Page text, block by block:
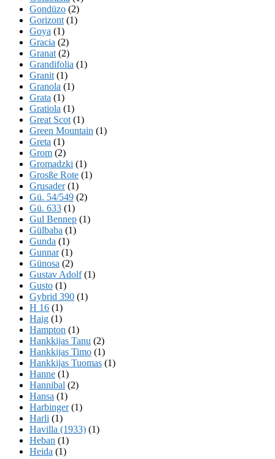
Gondüzo (2)
Gorizont (1)
Goya (1)
Gracia (2)
Granat (2)
Grandifolia (1)
Granit (1)
Granola (1)
Grata (1)
Gratiola (1)
Great Scot (1)
Green Mountain (1)
Greta (1)
Grom (2)
Gromadzki (1)
Grosße Rote (1)
Grusader(1)
Gü. 54/549 (2)
Gü. 633 (1)
Gul Bennep (1)
Gülbaba (1)
Gunda (1)
Gunnar(1)
Günosa (2)
Gustav Adolf(1)
Gusto (1)
Gybrid 390 (1)
H 16 (1)
Haig (1)
Hampton (1)
Hankkijas Tanu (2)
Hankkijas Timo (1)
Hankkijas Tuomas (1)
Hanne (1)
Hannibal (2)
Hansa (1)
Harbinger(1)
Harli (1)
Havilla (1933) (1)
Heban (1)
Heida (1)